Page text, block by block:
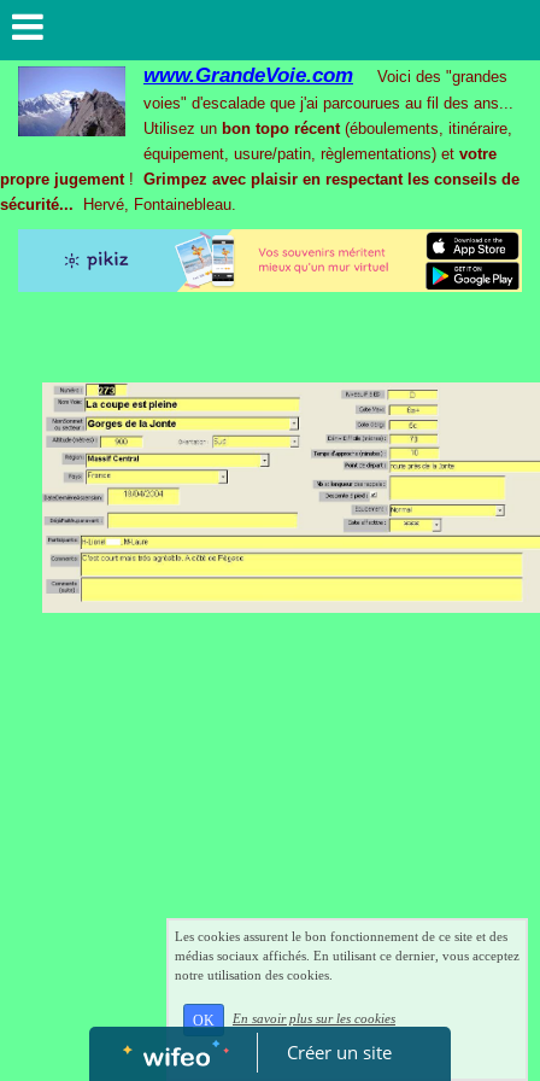
www.GrandeVoie.com Voici des "grandes
voies" d'escalade que j'ai parcourues au fil des ans...
Utilisez un bon topo récent (éboulements, itinéraire,
équipement, usure/patin, règlementations) et votre
propre jugement ! Grimpez avec plaisir en respectant les conseils de
sécurité... Hervé, Fontainebleau.
Créer un site
Les cookies assurent le bon fonctionnement de ce site et des
médias sociaux affichés. En utilisant ce dernier, vous acceptez
notre utilisation des cookies.
OK En savoir plus sur les cookies